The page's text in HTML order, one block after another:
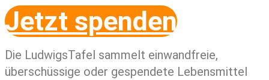
Jetzt spenden
Die LudwigsTafel sammelt einwandfreie,
überschüssige oder gespendete Lebensmittel